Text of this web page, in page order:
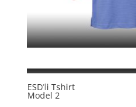
ESD’li Tshirt
Model 2